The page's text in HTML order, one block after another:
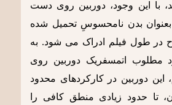
با این وجود، دوربین روی دست
بدن نامحسوسِ تحمیل شده
در طول فیلم ادراک می شود. به
مطلوب اتمسفریک دوربین روی
این دوربین در کارکردهای محدود
تا حدود زیادی منطق کافی را